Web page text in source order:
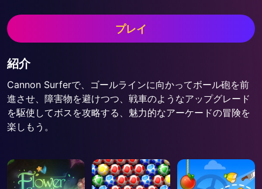
プレイ
紹介
Cannon Surferで、ゴールラインに向かってボール砲を前
進させ、障害物を避けつつ、戦車のようなアップグレード
を駆使してボスを攻略する、魅力的なアーケードの冒険を
楽しもう。